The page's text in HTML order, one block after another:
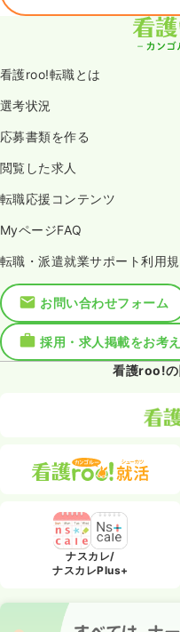
看護roo!転職とは
選考状況
応募書類を作る
閲覧した求人
転職応援コンテンツ
MyページFAQ
転職・派遣就業サポート利用
お問い合わせフォーム
採用・求人掲載をお考
看護roo!の
ナスカレ/
ナスカレPlus+